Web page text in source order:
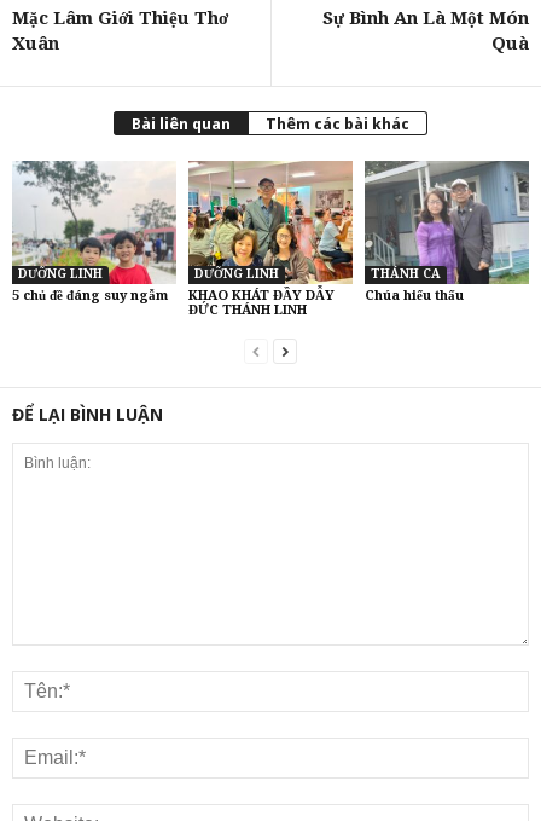
Mặc Lâm Giới Thiệu Thơ
Xuân
Sự Bình An Là Một Món
Quà
Bài liên quan Thêm các bài khác
DƯỠNG LINH
5 chủ đề đáng suy ngẫm
DƯỠNG LINH
KHAO KHÁT ĐẦY DẪY
ĐỨC THÁNH LINH
THÁNH CA
Chúa hiểu thấu
ĐỂ LẠI BÌNH LUẬN